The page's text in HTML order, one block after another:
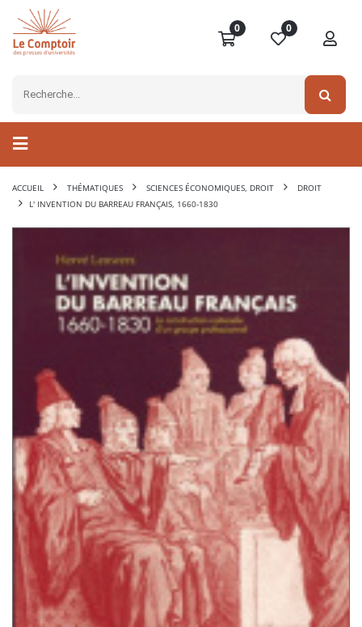
0 0
ACCUEIL THÉMATIQUES SCIENCES ÉCONOMIQUES, DROIT
DROIT
L' INVENTION DU BARREAU FRANÇAIS, 1660-1830